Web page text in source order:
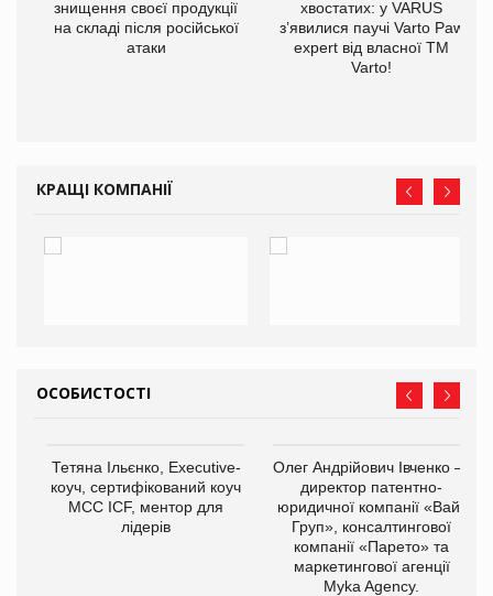
знищення своєї продукції
на складі після російської
атаки
хвостатих: у VARUS
з’явилися паучі Varto Paw
expert від власної ТМ
Varto!
КРАЩІ КОМПАНІЇ
ОСОБИСТОСТІ
Тетяна Ільєнко, Executive-
коуч, сертифікований коуч
МСС ICF, ментор для
лідерів
Олег Андрійович Івченко —
директор патентно-
юридичної компанії «Вайз
Груп», консалтингової
компанії «Парето» та
маркетингової агенції
Myka Agency.